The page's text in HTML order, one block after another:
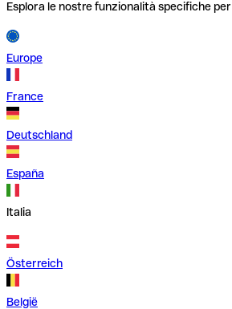
Esplora le nostre funzionalità specifiche
Europe
France
Deutschland
España
Italia
Österreich
België